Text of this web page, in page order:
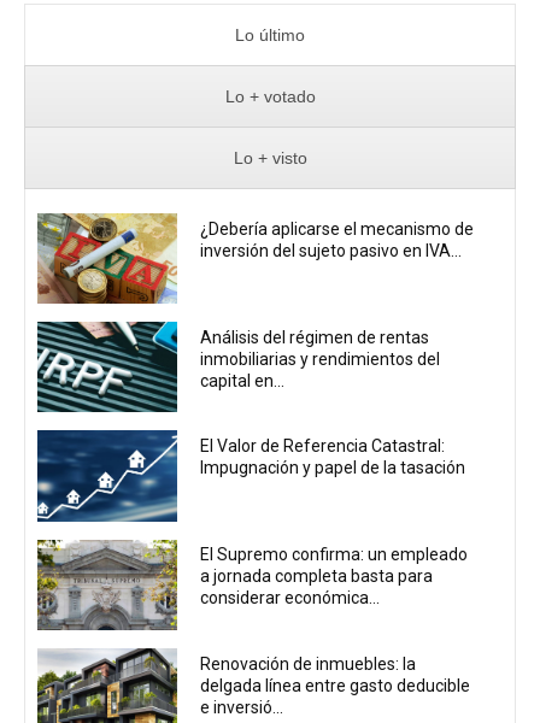
Lo último
Lo + votado
Lo + visto
¿Debería aplicarse el mecanismo de
inversión del sujeto pasivo en IVA...
Análisis del régimen de rentas
inmobiliarias y rendimientos del
capital en...
El Valor de Referencia Catastral:
Impugnación y papel de la tasación
El Supremo confirma: un empleado
a jornada completa basta para
considerar económica...
Renovación de inmuebles: la
delgada línea entre gasto deducible
e inversió...